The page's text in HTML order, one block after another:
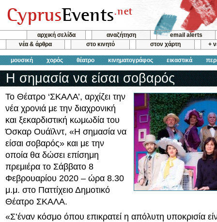
αρχική σελίδα αναζήτηση
email alerts
νέα & άρθρα
στο κινητό στον χάρτη +
μουσική χορός θέατρο κινηματογράφος εικαστικά
Η σημασία να είσαι σοβαρός
Το Θέατρο ‘ΣΚΑΛΑ’, αρχίζει την
νέα χρονιά με την διαχρονική
και ξεκαρδιστική κωμωδία του
Όσκαρ Ουάϊλντ, «Η σημασία να
είσαι σοβαρός» και με την
οποία θα δώσει επίσημη
πρεμιέρα το Σάββατο 8
Φεβρουαρίου 2020 – ώρα 8.30
μ.μ. στο Παττίχειο Δημοτικό
Θέατρο ΣΚΑΛΑ.
«Σ’έναν κόσμο όπου επικρατεί η απόλυτη υποκρισία